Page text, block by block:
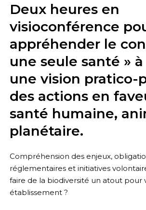
Deux heures en
visioconférence
appréhender le
une seule santé »
une vision pratico-
des actions en
santé humaine,
planétaire.
Compréhension des enjeux,
réglementaires et initiatives
faire de la biodiversité un atout pour
établissement ?